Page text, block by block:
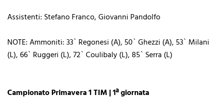
Assistenti: Stefano Franco, Giovanni Pandolfo
NOTE: Ammoniti: 33` Regonesi (A), 50` Ghezzi (A), 53` Milani
(L), 66` Ruggeri (L), 72` Coulibaly (L), 85` Serra (L)
Campionato Primavera 1 TIM | 1ª giornata